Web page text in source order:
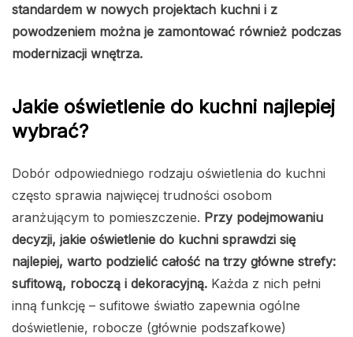
standardem w nowych projektach kuchni i z
powodzeniem można je zamontować również podczas
modernizacji wnętrza.
Jakie oświetlenie do kuchni najlepiej
wybrać?
Dobór odpowiedniego rodzaju oświetlenia do kuchni
często sprawia najwięcej trudności osobom
aranżującym to pomieszczenie. Przy podejmowaniu
decyzji, jakie oświetlenie do kuchni sprawdzi się
najlepiej, warto podzielić całość na trzy główne strefy:
sufitową, roboczą i dekoracyjną. Każda z nich pełni
inną funkcję – sufitowe światło zapewnia ogólne
doświetlenie, robocze (głównie podszafkowe)